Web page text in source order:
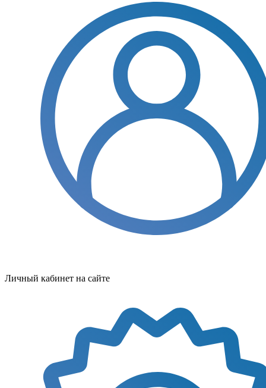
Личный кабинет на сайте